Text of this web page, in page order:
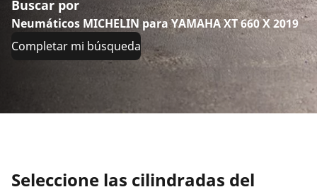
Buscar por
Neumáticos MICHELIN para YAMAHA XT 660 X 2019
Completar mi búsqueda
Seleccione las cilindradas del